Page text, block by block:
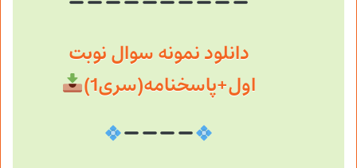
دانلود نمونه سوال نوبت
اول+پاسخنامه(سری1)